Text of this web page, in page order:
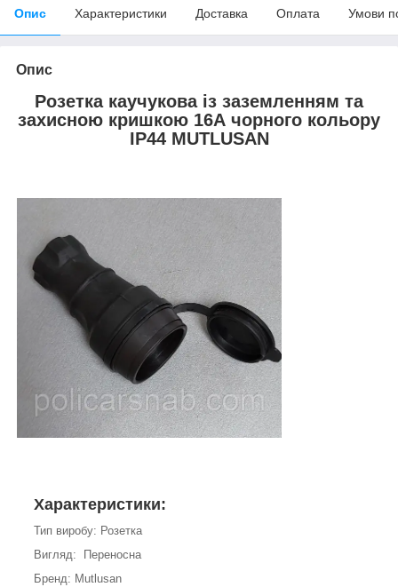
Опис Характеристики Доставка Оплата Умови
Опис
Розетка каучукова із заземленням та
захисною кришкою 16А чорного кольору
IP44 MUTLUSAN
Характеристики:
Тип виробу: Розетка
Вигляд: Переносна
Бренд: Mutlusan